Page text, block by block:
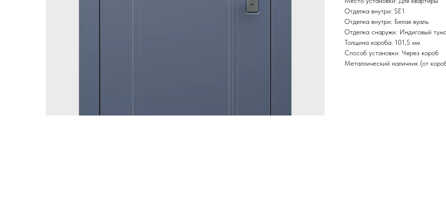
Отделка внутри: SE1
Отделка внутри: Белая вуаль
Отделка снаружи: Индиговый
Толщина короба: 101,5 мм
Способ установки: Через короб
Металлический наличник (от